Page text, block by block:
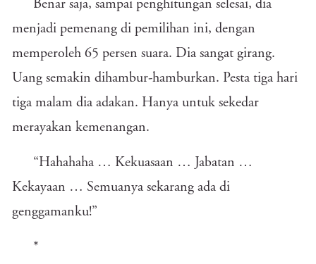
Benar saja, sampai penghitungan selesai, dia
menjadi pemenang di pemilihan ini, dengan
memperoleh 65 persen suara. Dia sangat girang.
Uang semakin dihambur-hamburkan. Pesta tiga hari
tiga malam dia adakan. Hanya untuk sekedar
merayakan kemenangan.
“Hahahaha … Kekuasaan … Jabatan …
Kekayaan … Semuanya sekarang ada di
genggamanku!”
*